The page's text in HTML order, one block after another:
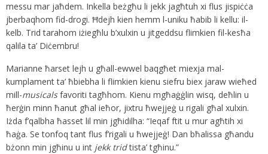
messu mar jaħdem. Inkella beżgħu li jekk jagħtuh xi flus jispiċċa
jberbaqhom fid-drogi. Ħdejh kien hemm l-uniku ħabib li kellu: il-
kelb. Trid tarahom iżiegħlu b’xulxin u jitgeddsu flimkien fil-kesħa
qalila ta’ Diċembru!
Marianne ħarset lejh u għall-ewwel baqgħet miexja mal-
kumplament ta’ ħbiebha li flimkien kienu siefru biex jaraw wieħed
mill-musicalsfavoriti tagħhom. Kienu mgħaġġlin wisq, deħlin u
ħerġin minn ħanut għal ieħor, jixtru ħwejjeġ u rigali għal xulxin.
Iżda f’qalbha ħasset lil min jgħidilha: “Ieqaf ftit u mur agħtih xi
ħaġa. Se tonfoq tant flus f’rigali u ħwejjeġ! Dan bħalissa għandu
bżonn min jgħinu u int jekk tridtista’ tgħinu.”